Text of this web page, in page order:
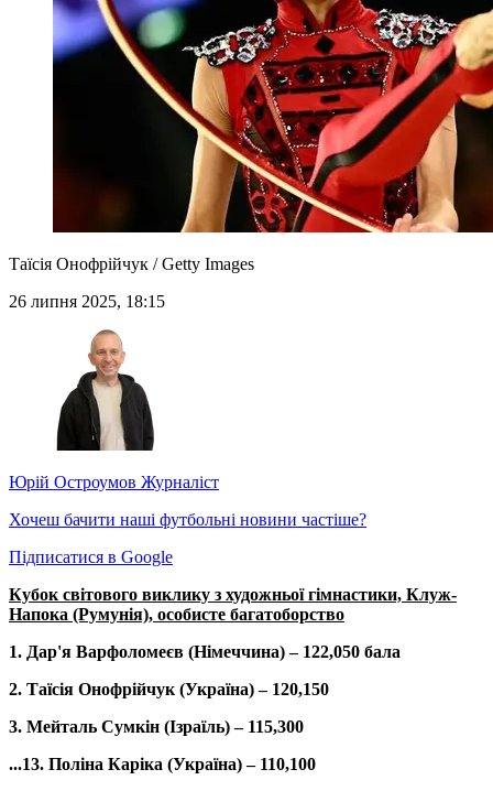
Таїсія Онофрійчук / Getty Images
26 липня 2025, 18:15
Юрій Остроумов Журналіст
Хочеш бачити наші футбольні новини частіше?
Підписатися в Google
Кубок світового виклику з художньої гімнастики, Клуж-
Напока (Румунія), особисте багатоборство
1. Дар'я Варфоломеєв (Німеччина) – 122,050 бала
2. Таїсія Онофрійчук (Україна) – 120,150
3. Мейталь Сумкін (Ізраїль) – 115,300
...13. Поліна Каріка (Україна) – 110,100